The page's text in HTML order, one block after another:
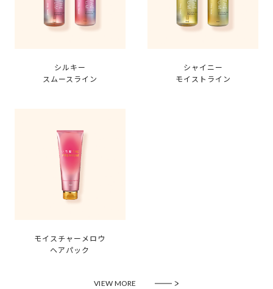
シルキー
スムースライン
シャイニー
モイストライン
モイスチャーメロウ
ヘアパック
VIEW MORE